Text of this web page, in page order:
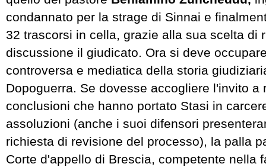
condannato per la strage di Sinnai e
32 trascorsi in cella, grazie alla sua scelta di
discussione il giudicato. Ora si deve
controversa e mediatica della storia
Dopoguerra. Se dovesse accogliere l'invito a
conclusioni che hanno portato Stasi in
assoluzioni (anche i suoi difensori
richiesta di revisione del processo), la palla
Corte d'appello di Brescia, competente nella